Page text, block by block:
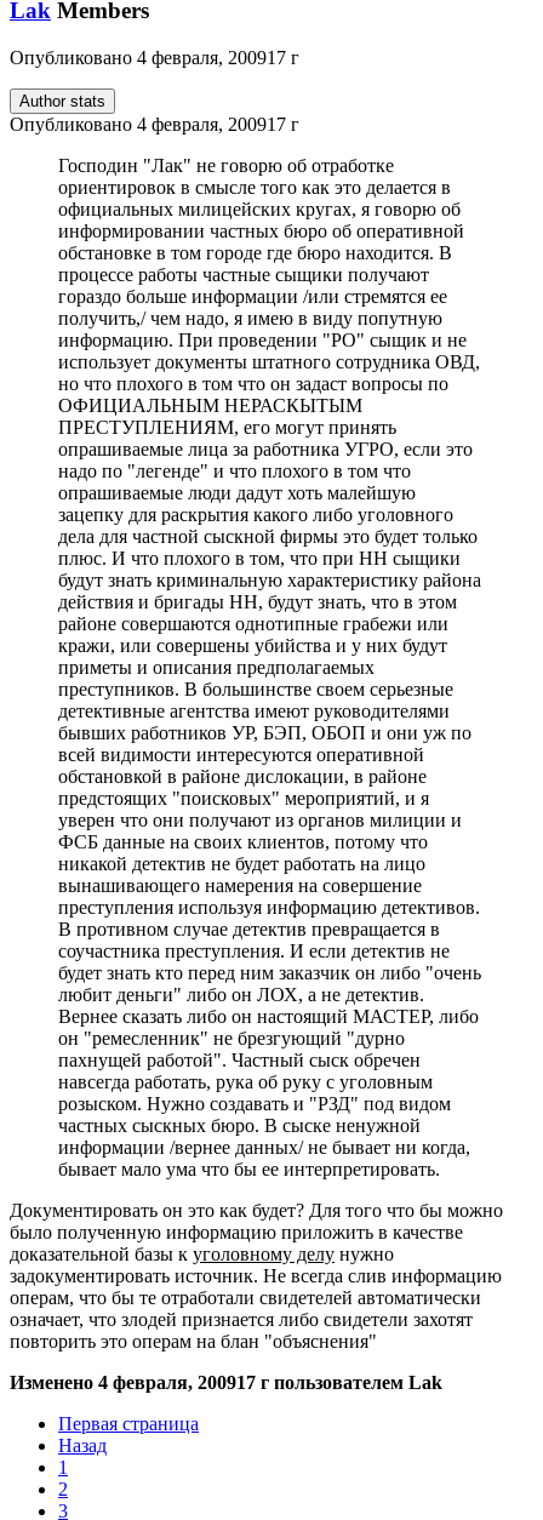
Lak Members
Опубликовано 4 февраля, 200917 г
Author stats
Опубликовано 4 февраля, 200917 г
Господин "Лак" не говорю об отработке
ориентировок в смысле того как это делается в
официальных милицейских кругах, я говорю об
информировании частных бюро об оперативной
обстановке в том городе где бюро находится. В
процессе работы частные сыщики получают
гораздо больше информации /или стремятся ее
получить,/ чем надо, я имею в виду попутную
информацию. При проведении "РО" сыщик и не
использует документы штатного сотрудника ОВД,
но что плохого в том что он задаст вопросы по
ОФИЦИАЛЬНЫМ НЕРАСКЫТЫМ
ПРЕСТУПЛЕНИЯМ, его могут принять
опрашиваемые лица за работника УГРО, если это
надо по "легенде" и что плохого в том что
опрашиваемые люди дадут хоть малейшую
зацепку для раскрытия какого либо уголовного
дела для частной сыскной фирмы это будет только
плюс. И что плохого в том, что при НН сыщики
будут знать криминальную характеристику района
действия и бригады НН, будут знать, что в этом
районе совершаются однотипные грабежи или
кражи, или совершены убийства и у них будут
приметы и описания предполагаемых
преступников. В большинстве своем серьезные
детективные агентства имеют руководителями
бывших работников УР, БЭП, ОБОП и они уж по
всей видимости интересуются оперативной
обстановкой в районе дислокации, в районе
предстоящих "поисковых" мероприятий, и я
уверен что они получают из органов милиции и
ФСБ данные на своих клиентов, потому что
никакой детектив не будет работать на лицо
вынашивающего намерения на совершение
преступления используя информацию детективов.
В противном случае детектив превращается в
соучастника преступления. И если детектив не
будет знать кто перед ним заказчик он либо "очень
любит деньги" либо он ЛОХ, а не детектив.
Вернее сказать либо он настоящий МАСТЕР, либо
он "ремесленник" не брезгующий "дурно
пахнущей работой". Частный сыск обречен
навсегда работать, рука об руку с уголовным
розыском. Нужно создавать и "РЗД" под видом
частных сыскных бюро. В сыске ненужной
информации /вернее данных/ не бывает ни когда,
бывает мало ума что бы ее интерпретировать.
Документировать он это как будет? Для того что бы можно
было полученную информацию приложить в качестве
доказательной базы к уголовному делу нужно
задокументировать источник. Не всегда слив информацию
операм, что бы те отработали свидетелей автоматически
означает, что злодей признается либо свидетели захотят
повторить это операм на блан "объяснения"
Изменено 4 февраля, 200917 г пользователем Lak
Первая страница
Назад
1
2
3